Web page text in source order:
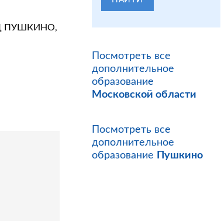
ПУШКИНО,
Посмотреть все
дополнительное
образование
Московской области
Посмотреть все
дополнительное
образование Пушкино